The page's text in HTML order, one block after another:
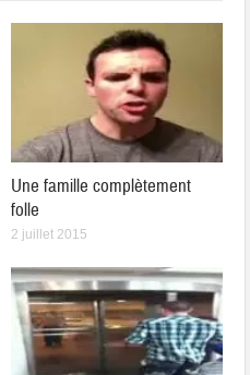
Une famille complètement
folle
2 juillet 2015